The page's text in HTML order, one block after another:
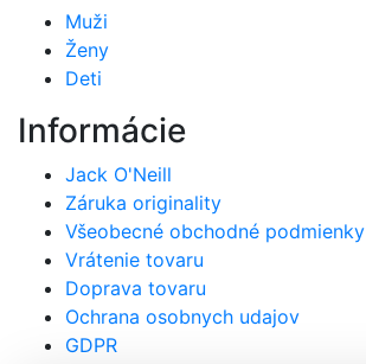
Muži
Ženy
Deti
Informácie
Jack O'Neill
Záruka originality
Všeobecné obchodné podmienky
Vrátenie tovaru
Doprava tovaru
Ochrana osobnych udajov
GDPR